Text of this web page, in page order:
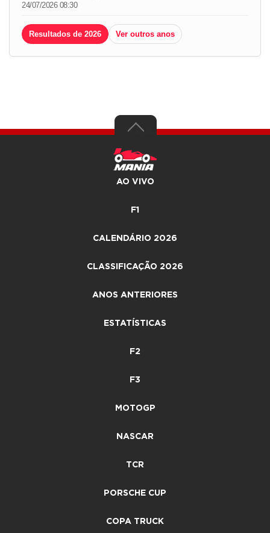
24/07/2026 08:30
Resultados de 2026 Ver outros anos
AO VIVO
F1
CALENDÁRIO 2026
CLASSIFICAÇÃO 2026
ANOS ANTERIORES
ESTATÍSTICAS
F2
F3
MOTOGP
NASCAR
TCR
PORSCHE CUP
COPA TRUCK